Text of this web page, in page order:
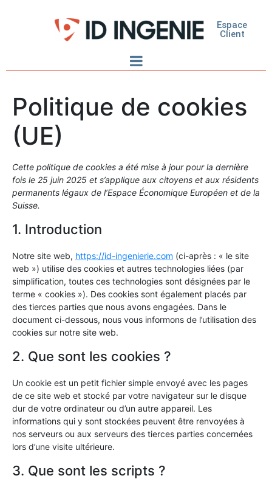
Espace
Client
Politique de cookies
(UE)
Cette politique de cookies a été mise à jour pour la dernière
fois le 25 juin 2025 et s’applique aux citoyens et aux résidents
permanents légaux de l’Espace Économique Européen et de la
Suisse.
1. Introduction
Notre site web, https://id-ingenierie.com (ci-après : « le site
web ») utilise des cookies et autres technologies liées (par
simplification, toutes ces technologies sont désignées par le
terme « cookies »). Des cookies sont également placés par
des tierces parties que nous avons engagées. Dans le
document ci-dessous, nous vous informons de l’utilisation des
cookies sur notre site web.
2. Que sont les cookies ?
Un cookie est un petit fichier simple envoyé avec les pages
de ce site web et stocké par votre navigateur sur le disque
dur de votre ordinateur ou d’un autre appareil. Les
informations qui y sont stockées peuvent être renvoyées à
nos serveurs ou aux serveurs des tierces parties concernées
lors d’une visite ultérieure.
3. Que sont les scripts ?